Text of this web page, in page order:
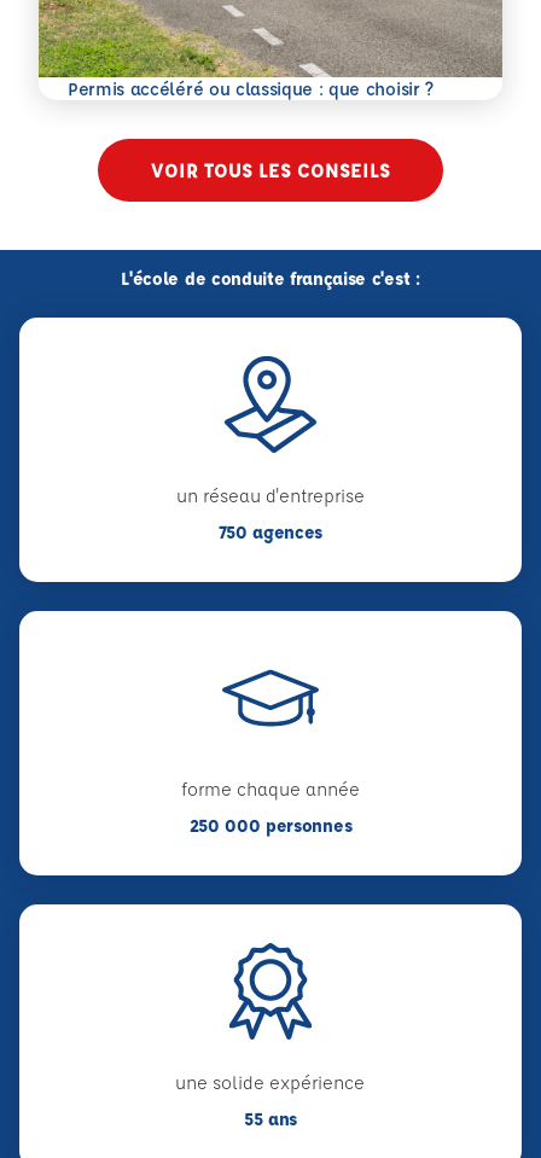
Permis accéléré ou classique : que choisir ?
En savoir plus
VOIR TOUS LES CONSEILS
L'école de conduite française c'est :
un réseau d'entreprise
750 agences
forme chaque année
250 000 personnes
une solide expérience
55 ans